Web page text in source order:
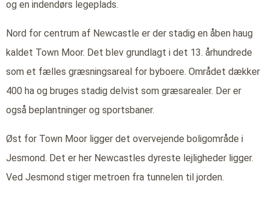
og en indendørs legeplads.
Nord for centrum af Newcastle er der stadig en åben haug
kaldet Town Moor. Det blev grundlagt i det 13. århundrede
som et fælles græsningsareal for byboere. Området dækker
400 ha og bruges stadig delvist som græsarealer. Der er
også beplantninger og sportsbaner.
Øst for Town Moor ligger det overvejende boligområde i
Jesmond. Det er her Newcastles dyreste lejligheder ligger.
Ved Jesmond stiger metroen fra tunnelen til jorden.